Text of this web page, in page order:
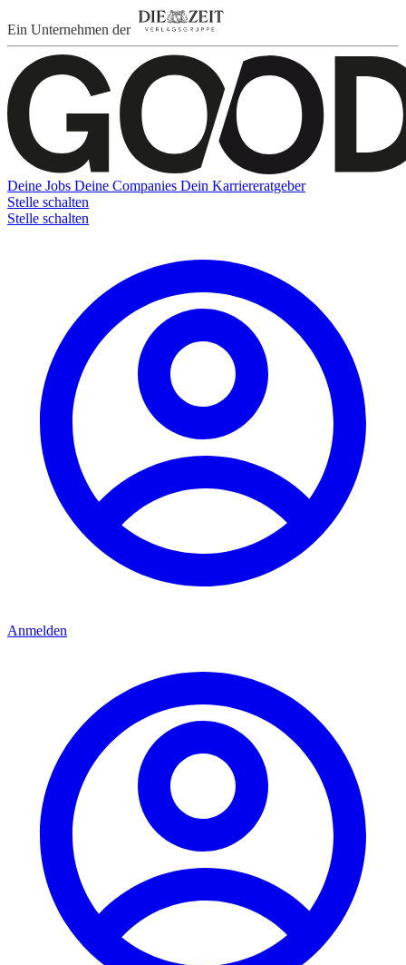
Ein Unternehmen der
Deine Jobs Deine Companies Dein Karriereratgeber
Stelle schalten
Stelle schalten
Anmelden